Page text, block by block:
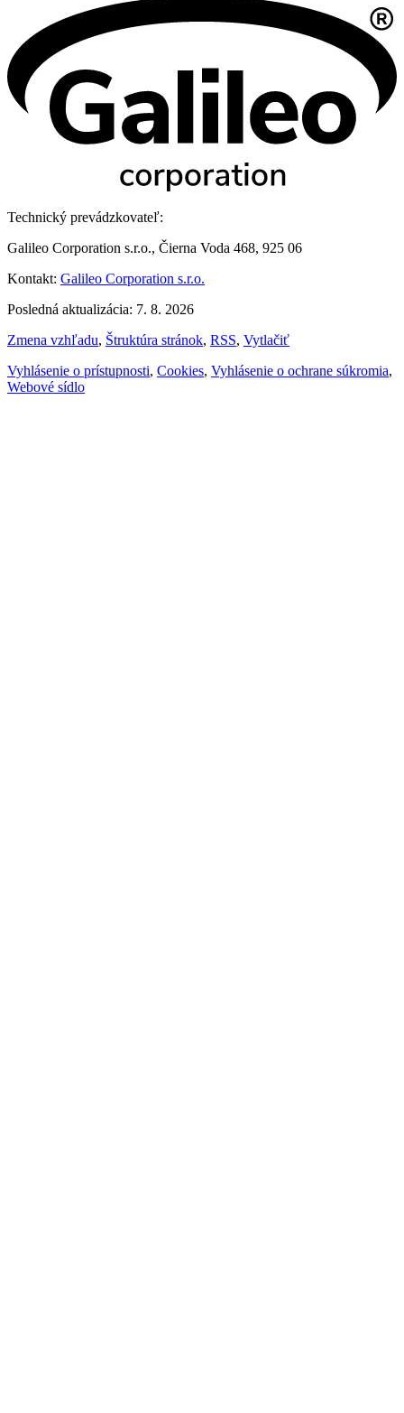
Technický prevádzkovateľ:
Galileo Corporation s.r.o., Čierna Voda 468, 925 06
Kontakt: Galileo Corporation s.r.o.
Posledná aktualizácia: 7. 8. 2026
Zmena vzhľadu, Štruktúra stránok, RSS, Vytlačiť
Vyhlásenie o prístupnosti, Cookies, Vyhlásenie o ochrane súkromia,
Webové sídlo